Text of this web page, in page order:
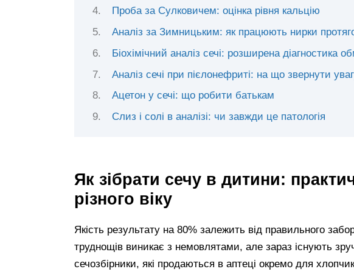
Проба за Сулковичем: оцінка рівня кальцію
Аналіз за Зимницьким: як працюють нирки
Біохімічний аналіз сечі: розширена діагностика
Аналіз сечі при пієлонефриті: на що звернути
Ацетон у сечі: що робити батькам
Слиз і солі в аналізі: чи завжди це патологія
Як зібрати сечу в дитини:
різного віку
Якість результату на 80% залежить від правильного
труднощів виникає з немовлятами, але зараз існують
сечозбірники, які продаються в аптеці окремо для